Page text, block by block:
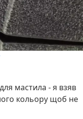
мастила - я взяв
кольору щоб не